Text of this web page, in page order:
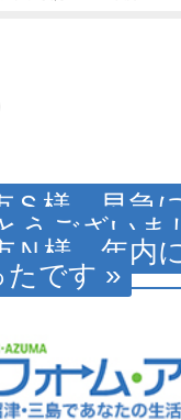
Ｓ様 早急
うございま
Ｎ様 年内
たです »